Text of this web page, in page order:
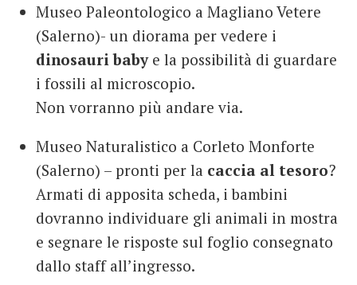
Museo Paleontologico a Magliano Vetere
(Salerno)- un diorama per vedere i
dinosauri babye la possibilità di guardare
i fossili al microscopio.
Non vorranno più andare via.
Museo Naturalistico a Corleto Monforte
(Salerno) – pronti per la caccia al tesoro?
Armati di apposita scheda, i bambini
dovranno individuare gli animali in mostra
e segnare le risposte sul foglio consegnato
dallo staff all’ingresso.